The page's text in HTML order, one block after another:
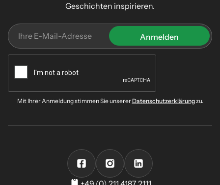
Geschichten inspirieren.
Mit Ihrer Anmeldung stimmen Sie unsererDatenschutzerklärungzu.